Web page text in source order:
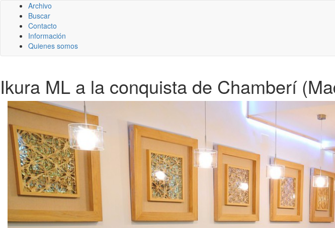
Archivo
Buscar
Contacto
Información
Quienes somos
Ikura ML a la conquista de Chamberí